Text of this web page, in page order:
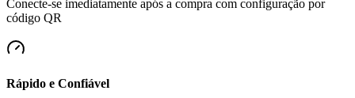
Conecte-se imediatamente após a compra com configuração por
código QR
Rápido e Confiável